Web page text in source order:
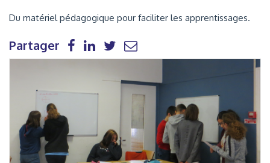
Du matériel pédagogique pour faciliter les apprentissages.
Partager